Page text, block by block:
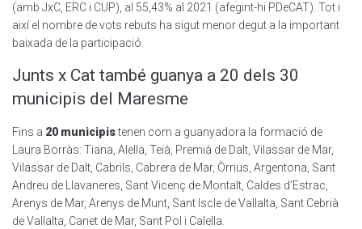
(amb JxC, ERC i CUP), al 55,43% al 2021 (afegint-hi PDeCAT). Tot i
així el nombre de vots rebuts ha sigut menor degut a la important
baixada de la participació.
Junts x Cat també guanya a 20 dels 30
municipis del Maresme
Fins a 20 municipistenen com a guanyadora la formació de
Laura Borràs: Tiana, Alella, Teià, Premià de Dalt, Vilassar de Mar,
Vilassar de Dalt, Cabrils, Cabrera de Mar, Òrrius, Argentona, Sant
Andreu de Llavaneres, Sant Vicenç de Montalt, Caldes d’Estrac,
Arenys de Mar, Arenys de Munt, Sant Iscle de Vallalta, Sant Cebrià
de Vallalta, Canet de Mar, Sant Pol i Calella.